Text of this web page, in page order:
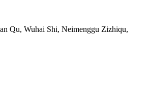
Qu, Wuhai Shi, Neimenggu Zizhiqu,